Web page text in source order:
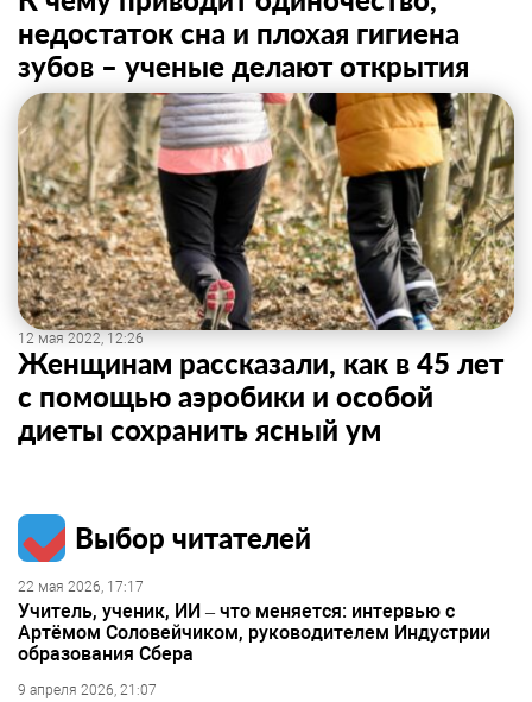
недостаток сна и плохая гигиена
зубов – ученые делают открытия
12 мая 2022, 12:26
Женщинам рассказали, как в 45 лет
с помощью аэробики и особой
диеты сохранить ясный ум
Выбор читателей
22 мая 2026, 17:17
Учитель, ученик, ИИ – что меняется: интервью с
Артёмом Соловейчиком, руководителем Индустрии
образования Сбера
9 апреля 2026, 21:07